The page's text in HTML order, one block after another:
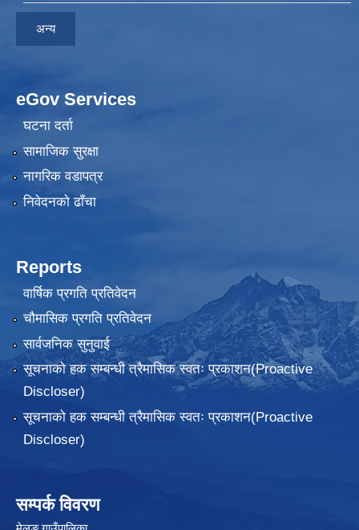
अन्य
eGov Services
घटना दर्ता
सामाजिक सुरक्षा
नागरिक वडापत्र
निवेदनकाे ढाँचा
Reports
वार्षिक प्रगति प्रतिवेदन
चौमासिक प्रगति प्रतिवेदन
सार्वजनिक सुनुवाई
सूचनाको हक सम्बन्धी त्रैमासिक स्वतः प्रकाशन(Proactive
Discloser)
सूचनाको हक सम्बन्धी त्रैमासिक स्वतः प्रकाशन(Proactive
Discloser)
सम्पर्क विवरण